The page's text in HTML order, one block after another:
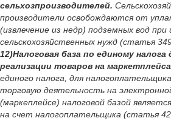
сельхозпроизводителей.
производители освобождаются от
(извлечение из недр) подземных вод при
сельскохозяйственных нужд (статья
12)Налоговая база по единому налога
реализации товаров на
единого налога, для
торговую деятельность на
(маркеплейсе) налоговой базой
на счет налогоплательщика (статья